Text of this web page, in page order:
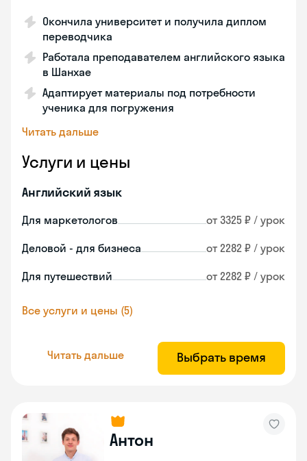
Окончила университет и получила диплом
переводчика
Работала преподавателем английского языка
в Шанхае
Адаптирует материалы под потребности
ученика для погружения
Читать дальше
Услуги и цены
Английский язык
Для маркетологов от 3325 ₽ / урок
Деловой - для бизнеса от 2282 ₽ / урок
Для путешествий от 2282 ₽ / урок
Все услуги и цены (5)
Читать дальше Выбрать время
Антон